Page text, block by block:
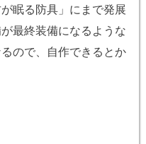
眠る防具」にまで発展
最終装備になるような
ので、自作できるとか